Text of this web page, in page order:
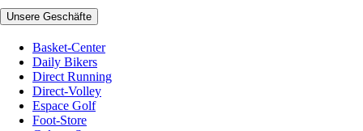
Unsere Geschäfte
Basket-Center
Daily Bikers
Direct Running
Direct-Volley
Espace Golf
Foot-Store